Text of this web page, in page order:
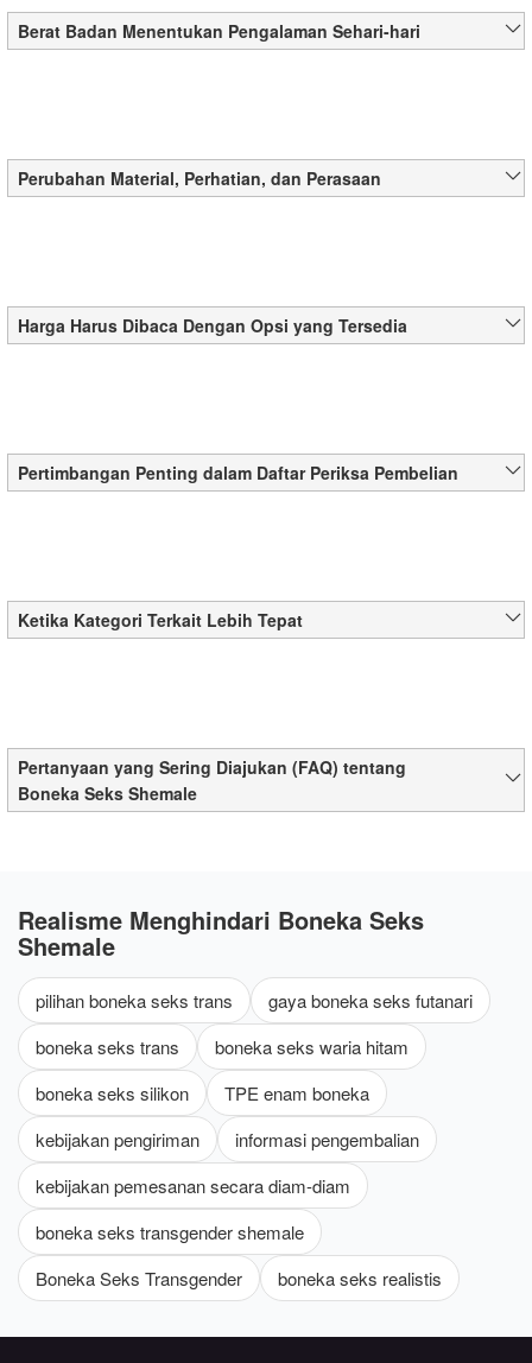
Berat Badan Menentukan Pengalaman Sehari-hari
Perubahan Material, Perhatian, dan Perasaan
Harga Harus Dibaca Dengan Opsi yang Tersedia
Pertimbangan Penting dalam Daftar Periksa Pembelian
Ketika Kategori Terkait Lebih Tepat
Pertanyaan yang Sering Diajukan (FAQ) tentang
Boneka Seks Shemale
Realisme Menghindari Boneka Seks
Shemale
pilihan boneka seks trans
gaya boneka seks futanari
boneka seks trans
boneka seks waria hitam
boneka seks silikon
TPE enam boneka
kebijakan pengiriman
informasi pengembalian
kebijakan pemesanan secara diam-diam
boneka seks transgender shemale
Boneka Seks Transgender
boneka seks realistis